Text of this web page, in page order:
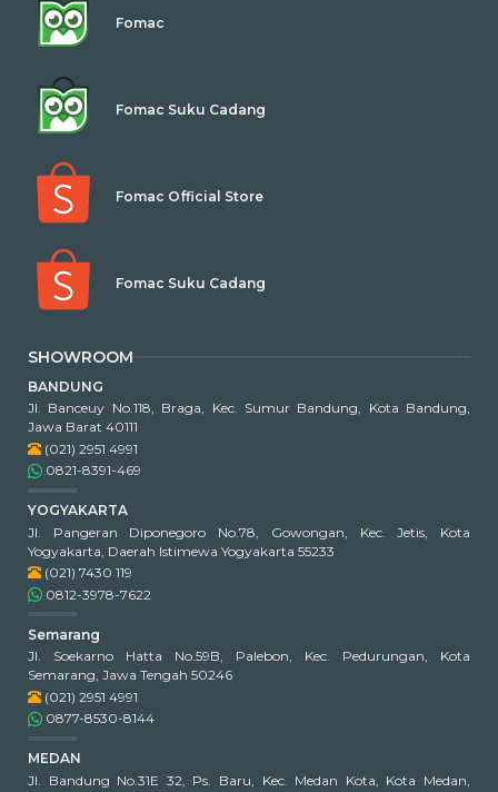
Fomac
Fomac Official Store
Fomac Suku Cadang
Fomac Suku Cadang
SHOWROOM
BANDUNG
Jl. Banceuy No.118, Braga, Kec. Sumur Bandung, Kota Bandung,
Jawa Barat 40111
(021) 2951 4991
0821-8391-469
YOGYAKARTA
Jl. Pangeran Diponegoro No.78, Gowongan, Kec. Jetis, Kota
Yogyakarta, Daerah Istimewa Yogyakarta 55233
(021) 7430 119
0812-3978-7622
Semarang
Jl. Soekarno Hatta No.59B, Palebon, Kec. Pedurungan, Kota
Semarang, Jawa Tengah 50246
(021) 2951 4991
0877-8530-8144
MEDAN
Jl. Bandung No.31E 32, Ps. Baru, Kec. Medan Kota, Kota Medan,